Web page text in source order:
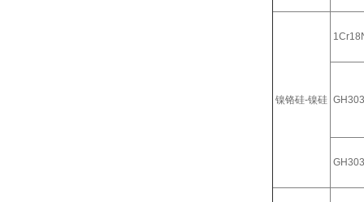
镍铬硅-镍硅